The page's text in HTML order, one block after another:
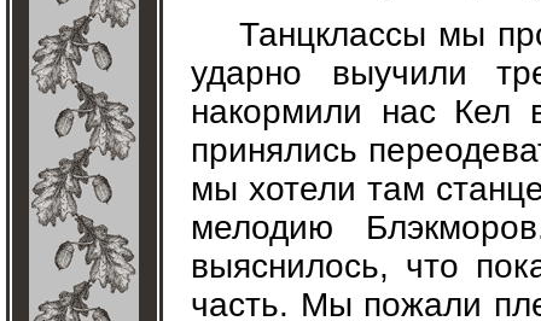
Танцклассы мы
ударно выучили
накормили нас Кел
принялись
мы хотели там
мелодию
выяснилось, что
часть. Мы пожали